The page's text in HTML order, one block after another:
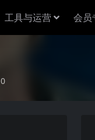
工具与运营 会员
0